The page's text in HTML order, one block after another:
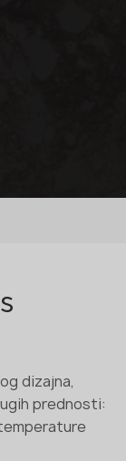
dizajna,
prednosti: